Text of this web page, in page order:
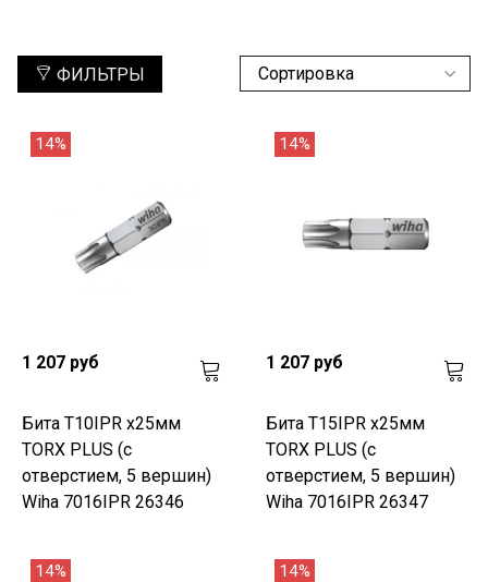
ФИЛЬТРЫ
14%
1 207 руб
Бита T10IPR х25мм
TORX PLUS (с
отверстием, 5 вершин)
Wiha 7016IPR 26346
14%
1 207 руб
Бита T15IPR х25мм
TORX PLUS (с
отверстием, 5 вершин)
Wiha 7016IPR 26347
14% 14%